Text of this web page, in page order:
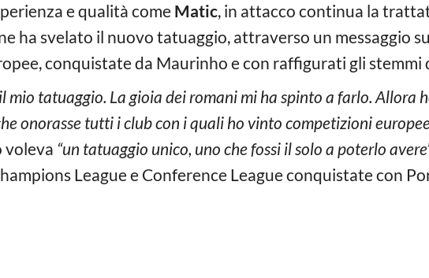
e qualità come Matic, in attacco continua la
ha svelato il nuovo tatuaggio, attraverso un messaggio
conquistate da Maurinho e con raffigurati gli stemmi
mio tatuaggio. La gioia dei romani mi ha spinto a farlo. Allora
onorasse tutti i club con i quali ho vinto competizioni
voleva “un tatuaggio unico, uno che fossi il solo a poterlo
League e Conference League conquistate con